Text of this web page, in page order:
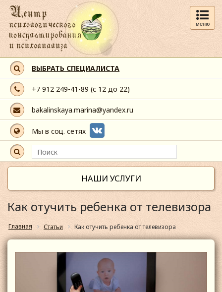
меню
ВЫБРАТЬ СПЕЦИАЛИСТА
+7 912 249-41-89 (с 12 до 22)
bakalinskaya.marina@yandex.ru
Мы в соц. сетях
НАШИ УСЛУГИ
Как отучить ребенка от телевизора
Главная Статьи Как отучить ребенка от телевизора